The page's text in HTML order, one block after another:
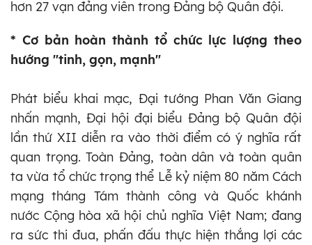
hơn 27 vạn đảng viên trong Đảng bộ Quân đội.
* Cơ bản hoàn thành tổ chức lực lượng theo
hướng "tinh, gọn, mạnh"
Phát biểu khai mạc, Đại tướng Phan Văn Giang
nhấn mạnh, Đại hội đại biểu Đảng bộ Quân đội
lần thứ XII diễn ra vào thời điểm có ý nghĩa rất
quan trọng. Toàn Đảng, toàn dân và toàn quân
ta vừa tổ chức trọng thể Lễ kỷ niệm 80 năm Cách
mạng tháng Tám thành công và Quốc khánh
nước Cộng hòa xã hội chủ nghĩa Việt Nam; đang
ra sức thi đua, phấn đấu thực hiện thắng lợi các